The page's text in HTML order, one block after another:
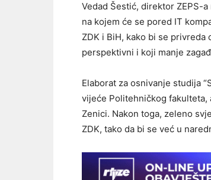
Vedad Šestić, direktor ZEPS-
na kojem će se pored IT
ZDK i BiH, kako bi se
perspektivni i koji manje
Elaborat za osnivanje studija
vijeće Politehničkog fakulteta,
Zenici. Nakon toga, zeleno
ZDK, tako da bi se već u